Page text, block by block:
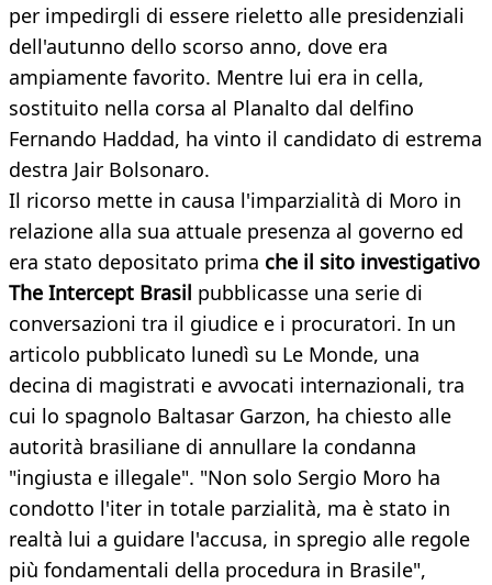
per impedirgli di essere rieletto alle presidenziali
dell'autunno dello scorso anno, dove era
ampiamente favorito. Mentre lui era in cella,
sostituito nella corsa al Planalto dal delfino
Fernando Haddad, ha vinto il candidato di estrema
destra Jair Bolsonaro.
Il ricorso mette in causa l'imparzialità di Moro in
relazione alla sua attuale presenza al governo ed
era stato depositato prima che il sito investigativo
The Intercept Brasil pubblicasse una serie di
conversazioni tra il giudice e i procuratori. In un
articolo pubblicato lunedì su Le Monde, una
decina di magistrati e avvocati internazionali, tra
cui lo spagnolo Baltasar Garzon, ha chiesto alle
autorità brasiliane di annullare la condanna
"ingiusta e illegale". "Non solo Sergio Moro ha
condotto l'iter in totale parzialità, ma è stato in
realtà lui a guidare l'accusa, in spregio alle regole
più fondamentali della procedura in Brasile",